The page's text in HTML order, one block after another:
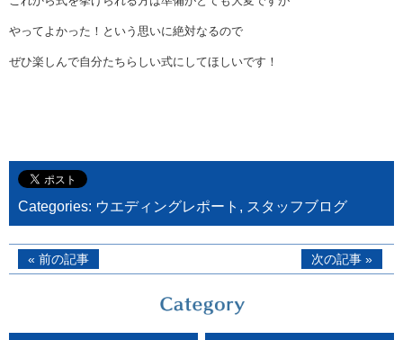
やってよかった！という思いに絶対なるので
ぜひ楽しんで自分たちらしい式にしてほしいです！
Categories: ウエディングレポート , スタッフブログ
« 前の記事 次の記事 »